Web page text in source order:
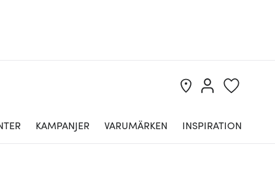
KAMPANJER VARUMÄRKEN INSPIRATION